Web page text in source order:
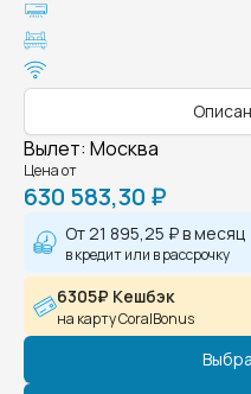
Вылет: Москва
Цена от
630 583,30 ₽
От 21 895,25 ₽в месяц
в кредит или в рассрочку
6305₽ Кешбэк
на карту CoralBonus